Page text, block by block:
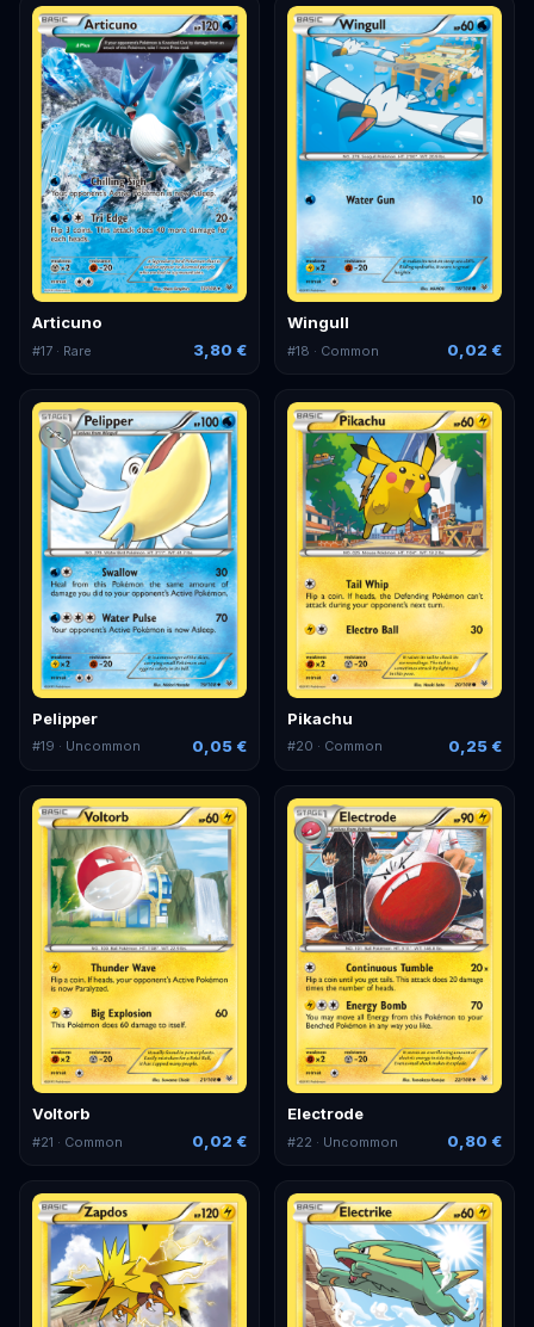
Articuno
#17 · Rare 3,80 €
Wingull
#18 · Common 0,02 €
Pelipper
#19 · Uncommon 0,05 €
Pikachu
#20 · Common 0,25 €
Voltorb
#21 · Common 0,02 €
Electrode
#22 · Uncommon 0,80 €